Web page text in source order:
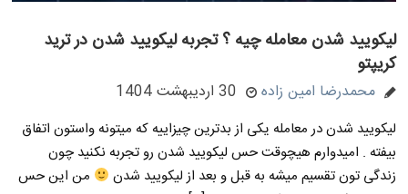
لیکویید شدن معامله چیه ؟ تجربه لیکویید شدن در ترید
کریپتو
محمدرضا امین زاده 30 اردیبهشت 1404
لیکویید شدن در معامله یکی از بدترین چیزاییه که میتونه واستون اتفاق
بیفته . امیدوارم هیچوقت حس لیکویید شدن رو تجربه نکنید چون
زندگی تون تقسیم میشه به قبل و بعد از لیکویید شدن
من این حس